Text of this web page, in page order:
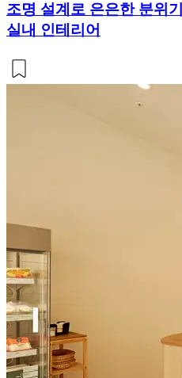
조명 설계로 은은한 분위
실내 인테리어